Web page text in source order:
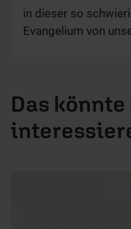
in dieser so
Evangelium von
Das